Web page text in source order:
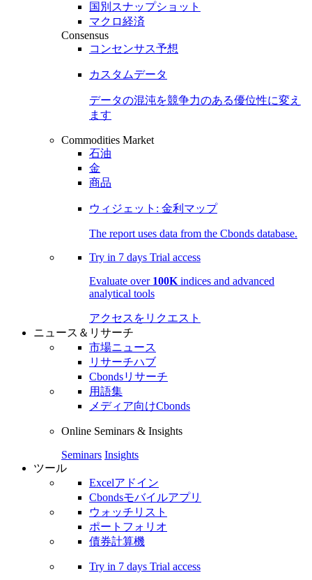
国別スナップショット
マクロ経済
Consensus
コンセンサス予想
カスタムデータ
データの混沌を競争力のある優位性に変え
ます
Commodities Market
石油
金
商品
ウィジェット: 金利マップ
The report uses data from the Cbonds database.
Try in 7 days Trial access
Evaluate over 100K indices and advanced
analytical tools
アクセスをリクエスト
ニュース＆リサーチ
市場ニュース
リサーチハブ
Cbondsリサーチ
用語集
メディア向けCbonds
Online Seminars & Insights
Seminars Insights
ツール
Excelアドイン
Cbondsモバイルアプリ
ウォッチリスト
ポートフォリオ
債券計算機
Try in 7 days Trial access